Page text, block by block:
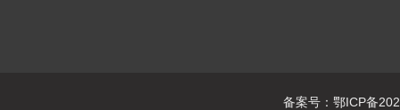
备案号：鄂ICP备